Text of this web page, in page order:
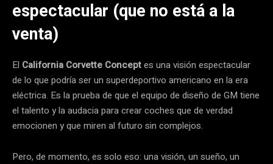
espectacular (que no está a la
venta)
El California Corvette Conceptes una visión espectacular
de lo que podría ser un superdeportivo americano en la era
eléctrica. Es la prueba de que el equipo de diseño de GM tiene
el talento y la audacia para crear coches que de verdad
emocionen y que miren al futuro sin complejos.
Pero, de momento, es solo eso: una visión, un sueño, un